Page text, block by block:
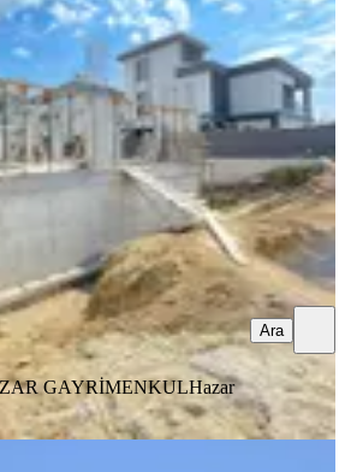
292 m²·22.06.2026
₺
Hazar Cabadağ
GAYRİMENKULHazar
Ara